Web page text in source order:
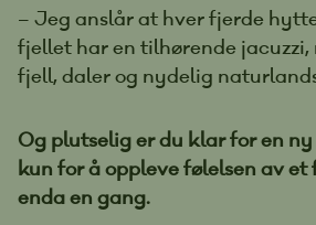
– Jeg anslår at hver fjerde
fjellet har en tilhørende
fjell, daler og nydelig
Og plutselig er du klar for en
kun for å oppleve følelsen av
enda en gang.